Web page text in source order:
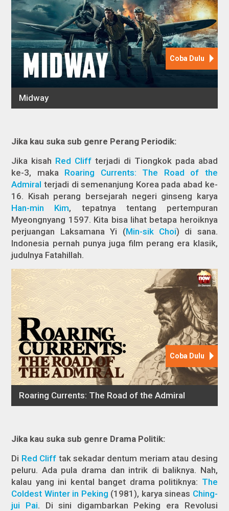
Jika kau suka sub genre Perang Periodik:
Jika kisah Red Cliff terjadi di Tiongkok pada abad
ke-3, maka Roaring Currents: The Road of the
Admiral terjadi di semenanjung Korea pada abad ke-
16. Kisah perang bersejarah negeri ginseng karya
Han-min Kim, tepatnya tentang pertempuran
Myeongnyang 1597. Kita bisa lihat betapa heroiknya
perjuangan Laksamana Yi (Min-sik Choi) di sana.
Indonesia pernah punya juga film perang era klasik,
judulnya Fatahillah.
Jika kau suka sub genre Drama Politik:
Di Red Cliff tak sekadar dentum meriam atau desing
peluru. Ada pula drama dan intrik di baliknya. Nah,
kalau yang ini kental banget drama politiknya: The
Coldest Winter in Peking (1981), karya sineas Ching-
jui Pai. Di sini digambarkan Peking era Revolusi